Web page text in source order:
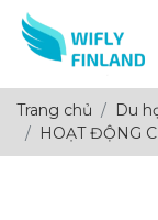
Trang chủ Du
HOẠT ĐỘNG